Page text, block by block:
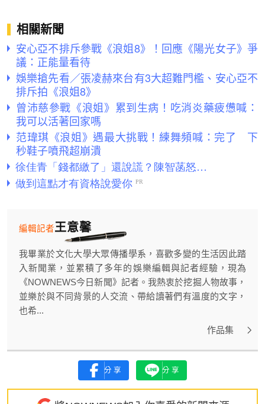
相關新聞
安心亞不排斥參戰《浪姐8》！回應《陽光女子》爭
議：正能量看待
娛樂搶先看／張凌赫來台有3大超難門檻、安心亞不
排斥拍《浪姐8》
曾沛慈參戰《浪姐》累到生病！吃消炎藥疲憊喊：
我可以活著回家嗎
范瑋琪《浪姐》遇最大挑戰！練舞頻喊：完了 下
秒鞋子噴飛超崩潰
王意馨
編輯記者
我畢業於文化大學大眾傳播學系，喜歡多變的生活因此踏
入新聞業，並累積了多年的娛樂編輯與記者經驗，現為
《NOWNEWS今日新聞》記者。我熱衷於挖掘人物故事，
並樂於與不同背景的人交流、帶給讀著們有溫度的文字，
也希...
作品集
分享 分享